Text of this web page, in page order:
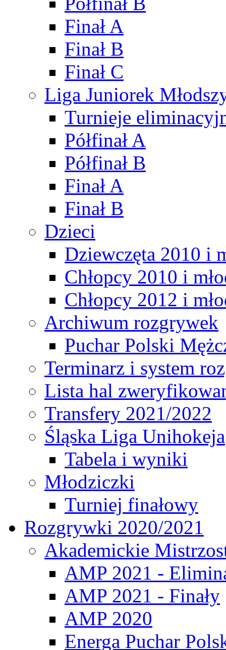
Finał A
Finał B
Finał C
Liga Juniorek
Turnieje
Półfinał A
Półfinał B
Finał A
Finał B
Dzieci
Dziewczęta 2010 i
Chłopcy 2010 i
Chłopcy 2012 i
Archiwum rozgrywek
Puchar Polski
Terminarz i system
Lista hal
Transfery 2021/2022
Śląska Liga Unihokeja
Tabela i wyniki
Młodziczki
Turniej finałowy
Rozgrywki 2020/2021
Akademickie
AMP 2021 -
AMP 2021 - Finały
AMP 2020
Energa Puchar